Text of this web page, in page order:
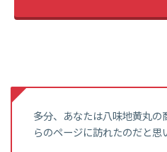
多分、あなたは八味地黄丸の
らのページに訪れたのだと思